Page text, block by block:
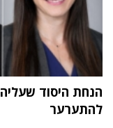
הנחת היסוד
להתערער